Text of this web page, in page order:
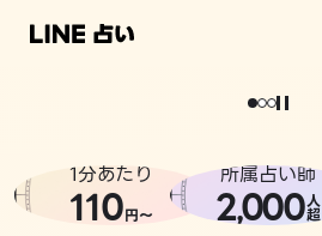
相談事例
どうせなら
。
1分あたり
110円〜
所属占い師
2,000人
超